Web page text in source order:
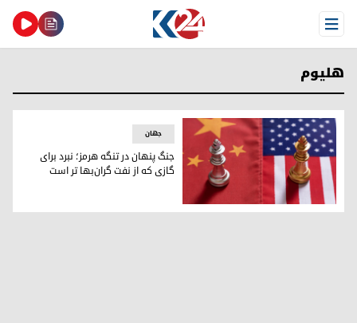
Open Menu
هلیوم
جنگ پنهان در تنگه هرمز؛ نبرد برای گازی که از نفت گران‌بها تر
جهان
جنگ پنهان در تنگه هرمز؛ نبرد برای
گازی که از نفت گران‌بها تر است